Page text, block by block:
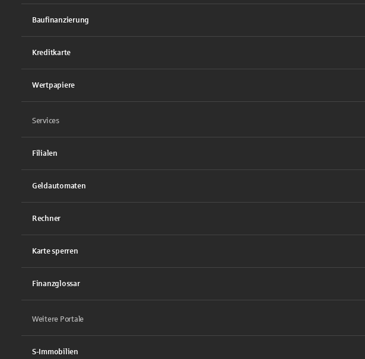
Baufinanzierung
Kreditkarte
Wertpapiere
Services
Filialen
Geldautomaten
Rechner
Karte sperren
Finanzglossar
Weitere Portale
S-Immobilien